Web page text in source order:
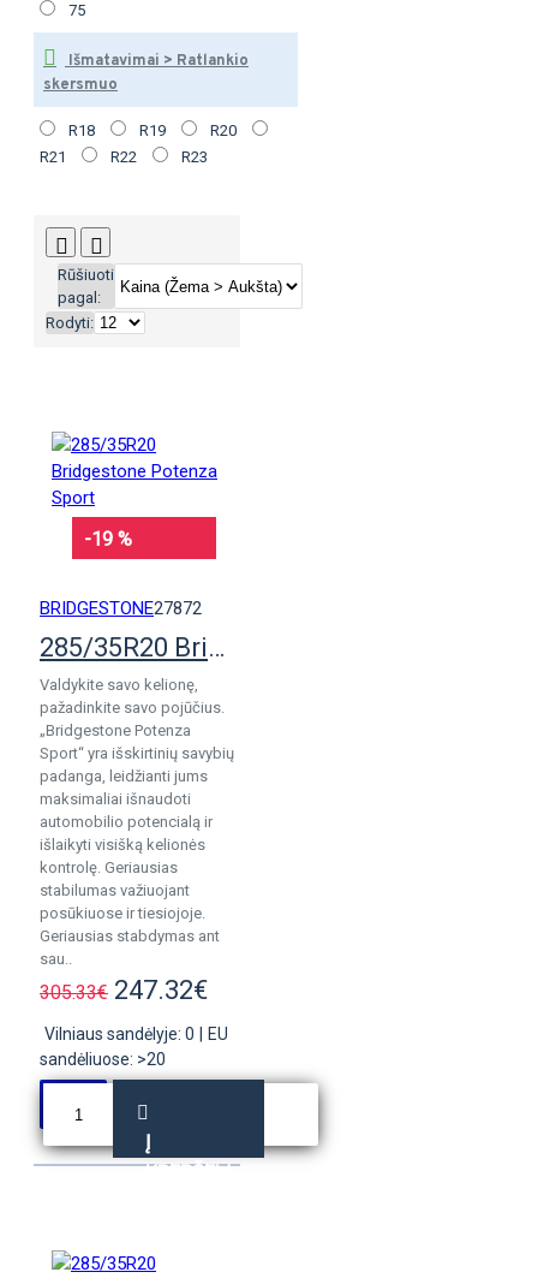
75
Išmatavimai > Ratlankio
skersmuo
R18 R19
R20
R21
R22 R23
Rūšiuoti
pagal:
Rodyti:
-19 %
BRIDGESTONE27872
285/35R20 Bridgestone Potenza Sport
Valdykite savo kelionę,
pažadinkite savo pojūčius.
„Bridgestone Potenza
Sport“ yra išskirtinių savybių
padanga, leidžianti jums
maksimaliai išnaudoti
automobilio potencialą ir
išlaikyti visišką kelionės
kontrolę. Geriausias
stabilumas važiuojant
posūkiuose ir tiesiojoje.
Geriausias stabdymas ant
sau..
305.33€ 247.32€
Vilniaus sandėlyje: 0
EU
sandėliuose: >20
Į
KREPŠELĮ